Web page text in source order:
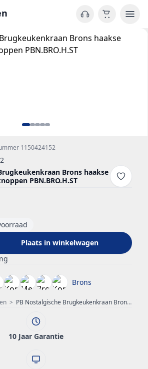
> PB Nostalgische Brugkeukenkraan Brons haakse uitloop met sterknoppen PBN.BRO.H.ST
1150424152
Brons haakse
PBN.BRO.H.ST
Plaats in winkelwagen
Brons
10 Jaar Garantie